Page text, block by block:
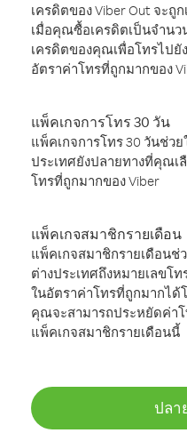
เครดิตของ Viber Out จะถู
เมื่อคุณซื้อเครดิตเป็นจำนว
เครดิตของคุณเพื่อโทรไปยั
อัตราค่าโทรที่ถูกมากของ
แพ็คเกจการโทร 30 วัน
แพ็คเกจการโทร 30 วันช่ว
ประเทศยังปลายทางที่คุณเ
โทรที่ถูกมากของ Viber
แพ็คเกจสมาชิกรายเดือน
แพ็คเกจสมาชิกรายเดือน
ต่างประเทศถึงหมายเลข
ในอัตราค่าโทรที่ถูกมากไ
คุณจะสามารถประหยัดค่า
แพ็คเกจสมาชิกรายเดือนนี้
ปลา